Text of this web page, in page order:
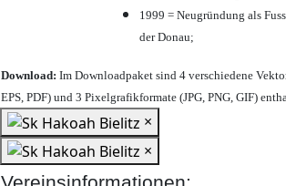
1999 = Neugründung als
der Donau;
Download: Im Downloadpaket sind 4 verschiedene
EPS, PDF) und 3 Pixelgrafikformate (JPG, PNG, GIF)
×
×